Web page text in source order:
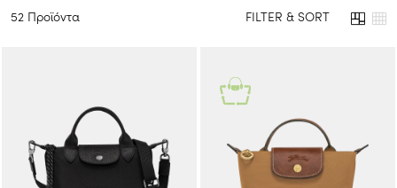
52 Προϊόντα FILTER & SORT